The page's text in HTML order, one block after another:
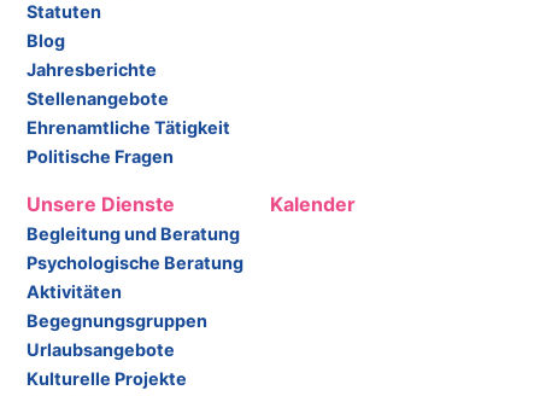
Statuten
Blog
Jahresberichte
Stellenangebote
Ehrenamtliche Tätigkeit
Politische Fragen
Unsere Dienste
Begleitung und Beratung
Psychologische Beratung
Aktivitäten
Begegnungsgruppen
Urlaubsangebote
Kulturelle Projekte
Kalender